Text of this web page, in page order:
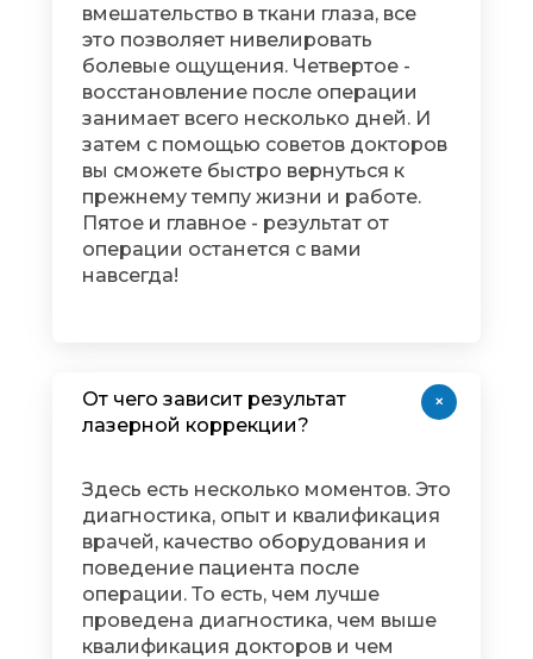
вмешательство в ткани глаза, все
это позволяет нивелировать
болевые ощущения. Четвертое -
восстановление после операции
занимает всего несколько дней. И
затем с помощью советов докторов
вы сможете быстро вернуться к
прежнему темпу жизни и работе.
Пятое и главное - результат от
операции останется с вами
навсегда!
От чего зависит результат
лазерной коррекции?
Здесь есть несколько моментов. Это
диагностика, опыт и квалификация
врачей, качество оборудования и
поведение пациента после
операции. То есть, чем лучше
проведена диагностика, чем выше
квалификация докторов и чем
+